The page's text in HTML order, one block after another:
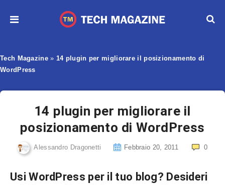
Tech Magazine» 14 plugin per migliorare il posizionamento di
WordPress
14 plugin per migliorare il
posizionamento di WordPress
Alessandro Dragonetti Febbraio 20, 2011 0
Usi WordPress per il tuo blog? Desideri